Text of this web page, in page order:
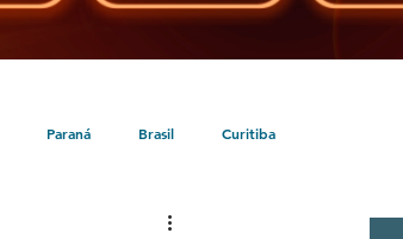
Paraná Brasil Curitiba